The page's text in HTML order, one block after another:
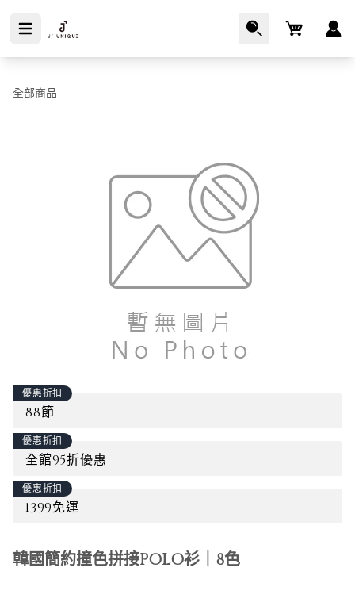
Cart
全部商品
優惠折扣
88節
優惠折扣
全館95折優惠
優惠折扣
1399免運
韓國簡約撞色拼接POLO衫｜8色